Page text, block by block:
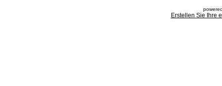
Erstellen Sie Ihre